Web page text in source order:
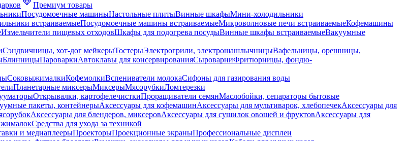
Премиум товары
Посудомоечные машиныНастольные плитыВинные шкафыМини-холодильники
встраиваемыеПосудомоечные машины встраиваемыеМикроволновые печи встраиваемыеКофемашины
Измельчители пищевых отходовШкафы для подогрева посудыВинные шкафы встраиваемыеВакуумные
Сэндвичницы, хот-дог мейкерыТостерыЭлектрогрили, электрошашлычницыВафельницы, орешницы,
БлинницыПароваркиАвтоклавы для консервированияСыроварниФритюрницы, фондю-
СоковыжималкиКофемолкиВспениватели молокаСифоны для газирования воды
Планетарные миксерыМиксерыМясорубкиЛомтерезки
Открывалки, картофелечисткиПроращиватели семянМаслобойки, сепараторы бытовые
пакеты, контейнерыАксессуары для кофемашинАксессуары для мультиварок, хлебопечекАксессуары для
Аксессуары для блендеров, миксеровАксессуары для сушилок овощей и фруктовАксессуары для
Средства для ухода за техникой
и медиаплеерыПроекторыПроекционные экраныПрофессиональные дисплеи